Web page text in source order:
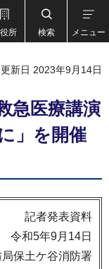
所 検索 メニュー
新日 2023年9月14日
急医療講演
」を開催
記者発表資料
令和5年9月14日
保土ケ谷消防署